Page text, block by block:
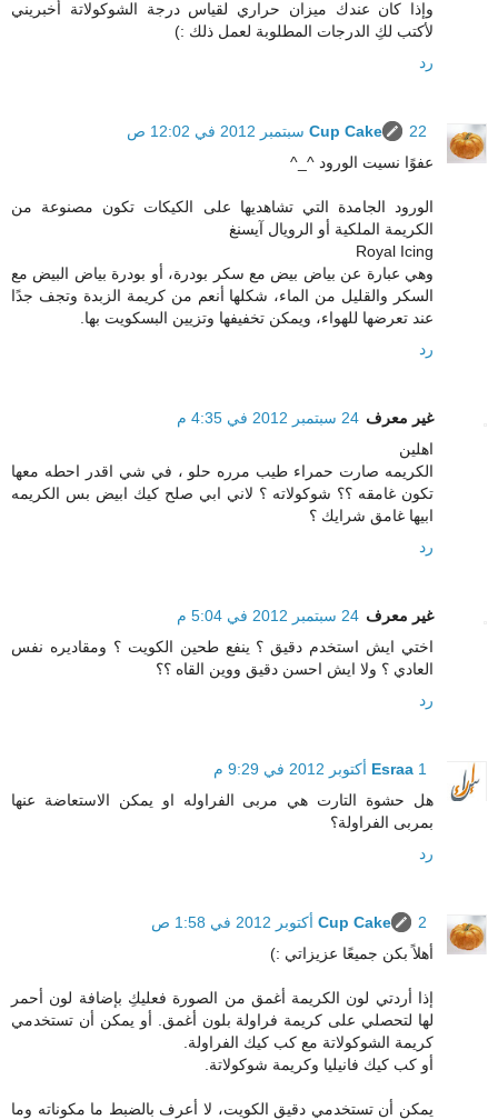
وإذا كان عندك ميزان حراري لقياس درجة الشوكولاتة أخبريني
لأكتب لكِ الدرجات المطلوبة لعمل ذلك :)
رد
Cup Cake
22 سبتمبر 2012 في 12:02 ص
عفوًا نسيت الورود ^_^
الورود الجامدة التي تشاهديها على الكيكات تكون مصنوعة من
الكريمة الملكية أو الرويال آيسنغ
Royal Icing
وهي عبارة عن بياض بيض مع سكر بودرة، أو بودرة بياض البيض مع
السكر والقليل من الماء، شكلها أنعم من كريمة الزبدة وتجف جدًا
عند تعرضها للهواء، ويمكن تخفيفها وتزيين البسكويت بها.
رد
غير معرف 24 سبتمبر 2012 في 4:35 م
اهلين
الكريمه صارت حمراء طيب مرره حلو ، في شي اقدر احطه معها
تكون غامقه ؟؟ شوكولاته ؟ لاني ابي صلح كيك ابيض بس الكريمه
ابيها غامق شرايك ؟
رد
غير معرف 24 سبتمبر 2012 في 5:04 م
اختي ايش استخدم دقيق ؟ ينفع طحين الكويت ؟ ومقاديره نفس
العادي ؟ ولا ايش احسن دقيق ووين القاه ؟؟
رد
Esraa 1 أكتوبر 2012 في 9:29 م
هل حشوة التارت هي مربى الفراوله او يمكن الاستعاضة عنها
بمربى الفراولة؟
رد
Cup Cake
2 أكتوبر 2012 في 1:58 ص
أهلاً بكن جميعًا عزيزاتي :)
إذا أردتي لون الكريمة أغمق من الصورة فعليكِ بإضافة لون أحمر
لها لتحصلي على كريمة فراولة بلون أغمق. أو يمكن أن تستخدمي
كريمة الشوكولاتة مع كب كيك الفراولة.
أو كب كيك فانيليا وكريمة شوكولاتة.
يمكن أن تستخدمي دقيق الكويت، لا أعرف بالضبط ما مكوناته وما